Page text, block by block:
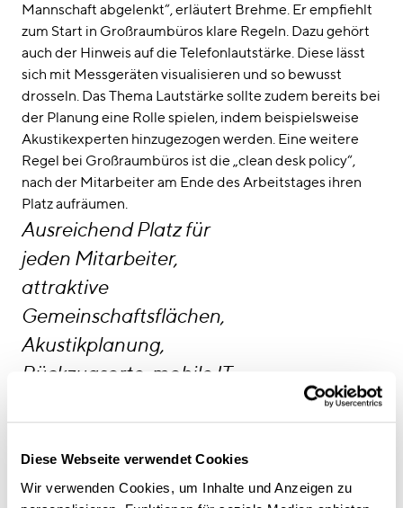
Diese Webseite verwendet Cookies
Wir verwenden Cookies, um Inhalte und Anzeigen zu
Mannschaft abgelenkt“, erläutert Brehme. Er empfiehlt
zum Start in Großraumbüros klare Regeln. Dazu gehört
auch der Hinweis auf die Telefonlautstärke. Diese lässt
sich mit Messgeräten visualisieren und so bewusst
drosseln. Das Thema Lautstärke sollte zudem bereits bei
der Planung eine Rolle spielen, indem beispielsweise
Akustikexperten hinzugezogen werden. Eine weitere
Regel bei Großraumbüros ist die „clean desk policy“,
nach der Mitarbeiter am Ende des Arbeitstages ihren
Platz aufräumen.
Ausreichend Platz für
jeden Mitarbeiter,
attraktive
Gemeinschaftsflächen,
Akustikplanung,
Rückzugsorte, mobile IT-
Workshops sind wichtige
Garanten fürs Gelingen